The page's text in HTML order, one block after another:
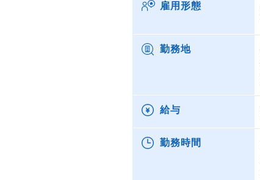
雇用形態
勤務地
給与
勤務時間